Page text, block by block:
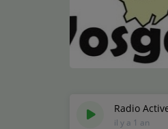
Jeux Concours
Radio
il y a 1 an